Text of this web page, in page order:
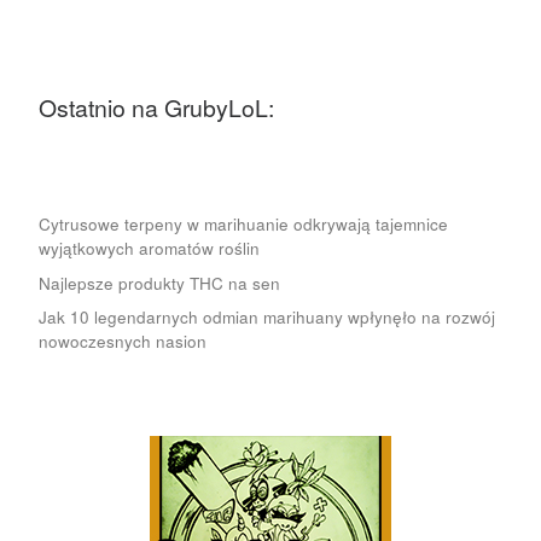
Ostatnio na GrubyLoL:
Cytrusowe terpeny w marihuanie odkrywają tajemnice
wyjątkowych aromatów roślin
Najlepsze produkty THC na sen
Jak 10 legendarnych odmian marihuany wpłynęło na rozwój
nowoczesnych nasion